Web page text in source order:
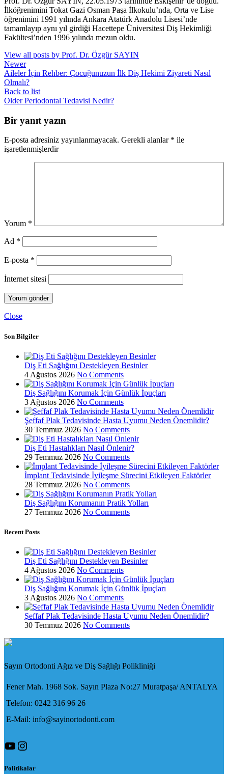
İlköğrenimini Tokat Gazi Osman Paşa İlkokulu’nda, Orta ve Lise
öğrenimini 1991 yılında Ankara Atatürk Anadolu Lisesi’nde
tamamlayıp aynı yıl girdiği Hacettepe Üniversitesi Diş Hekimliği
Fakültesi’nden 1996 yılında mezun oldu.
View all posts by Prof. Dr. Özgür SAYIN
Newer
Aileler İçin Rehber: Çocuğunuzun İlk Diş Hekimi Ziyareti Nasıl
Olmalı?
Back to list
Older Periodontal Tedavisi Nedir?
Bir yanıt yazın
E-posta adresiniz yayınlanmayacak. Gerekli alanlar * ile
işaretlenmişlerdir
Yorum *
Ad *
E-posta *
İnternet sitesi
Close
Son Bilgiler
Diş Eti Sağlığını Destekleyen Besinler
4 Ağustos 2026 No Comments
Diş Sağlığını Korumak İçin Günlük İpuçları
3 Ağustos 2026 No Comments
Şeffaf Plak Tedavisinde Hasta Uyumu Neden Önemlidir?
30 Temmuz 2026 No Comments
Diş Eti Hastalıkları Nasıl Önlenir?
29 Temmuz 2026 No Comments
İmplant Tedavisinde İyileşme Sürecini Etkileyen Faktörler
28 Temmuz 2026 No Comments
Diş Sağlığını Korumanın Pratik Yolları
27 Temmuz 2026 No Comments
Recent Posts
Diş Eti Sağlığını Destekleyen Besinler
4 Ağustos 2026 No Comments
Diş Sağlığını Korumak İçin Günlük İpuçları
3 Ağustos 2026 No Comments
Şeffaf Plak Tedavisinde Hasta Uyumu Neden Önemlidir?
30 Temmuz 2026 No Comments
Sayın Ortodonti Ağız ve Diş Sağlığı Polikliniği
Fener Mah. 1968 Sok. Sayın Plaza No:27 Muratpaşa/ ANTALYA
Telefon: 0242 316 96 26
E-Mail: info@sayinortodonti.com
YouTube
Instagram
Politikalar